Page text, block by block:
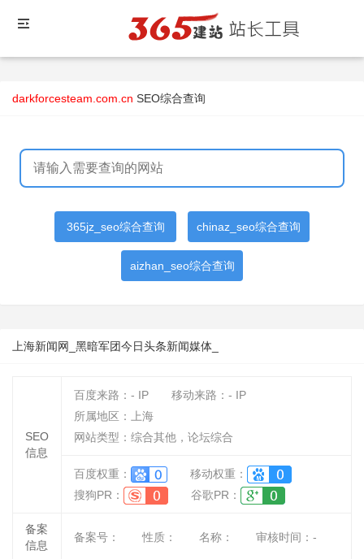
darkforcesteam.com.cn SEO综合查询
365jz_seo综合查询 chinaz_seo综合查询
aizhan_seo综合查询
上海新闻网_黑暗军团今日头条新闻媒体_
SEO
信息
百度来路： - IP 移动来路： - IP
所属地区：上海
网站类型：综合其他，论坛综合
百度权重：
移动权重：
搜狗PR：
谷歌PR：
备案
信息
备案号： 性质： 名称： 审核时间： -